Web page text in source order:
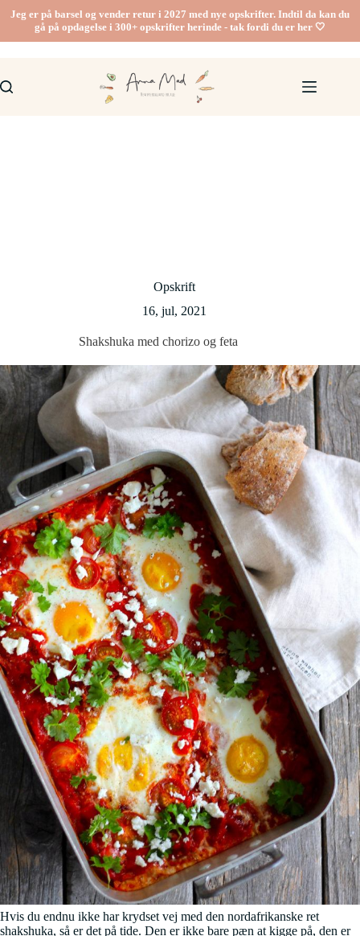
indhold
Jeg er på barsel og vender retur i 2027 med nye opskrifter. Indtil da kan du
gå på opdagelse i 300+ opskrifter herinde - tak fordi du er her 🤍
Opskrift
16, jul, 2021
Shakshuka med chorizo og feta
Hvis du endnu ikke har krydset vej med den nordafrikanske ret
shakshuka, så er det på tide. Den er ikke bare pæn at kigge på, den er